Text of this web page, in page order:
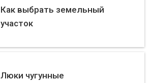
Как выбрать земельный
участок
Люки чугунные